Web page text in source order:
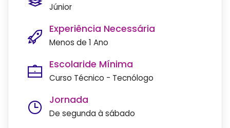
Júnior
Experiência Necessária
Menos de 1 Ano
Escolaride Mínima
Curso Técnico - Tecnólogo
Jornada
De segunda à sábado